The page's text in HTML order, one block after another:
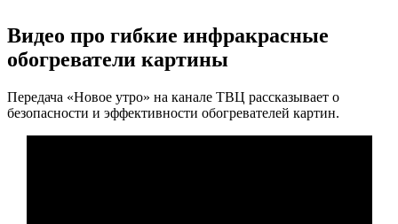
Видео про гибкие инфракрасные
обогреватели картины
Передача «Новое утро» на канале ТВЦ рассказывает о
безопасности и эффективности обогревателей картин.